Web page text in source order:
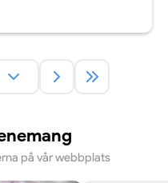
på vår webbplats